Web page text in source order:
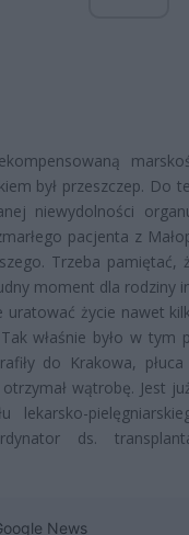
był przeszczep. Do
niewydolności
pacjenta z
Trzeba pamiętać,
moment dla rodziny
życie nawet
właśnie było w tym
do Krakowa,
wątrobę. Jest
lekarsko-
ds.
News